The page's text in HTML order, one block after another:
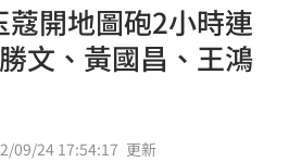
開地圖砲2小時連
文、黃國昌、王鴻
09/24 17:54:17 更新